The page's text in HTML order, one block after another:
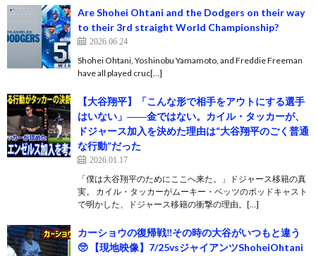
Are Shohei Ohtani and the Dodgers on their way
to their 3rd straight World Championship?
2026.06.24
Shohei Ohtani, Yoshinobu Yamamoto, and Freddie Freeman
have all played cruc[…]
【大谷翔平】「こんな形で相手をアウトにする選手
はいない」――金ではない。カイル・タッカーが、
ドジャース加入を決めた理由は“大谷翔平のごく普通
な行動”だった
2026.01.17
「僕は大谷翔平のためにここへ来た。」ドジャース移籍の真
実。 カイル・タッカーがムーキー・ベッツのポッドキャスト
で明かした、ドジャース移籍の衝撃の理由。[…]
カーショウの復帰戦‼️その時の大谷がいつもと違う
🥺 【現地映像】7/25vsジャイアンツShoheiOhtani